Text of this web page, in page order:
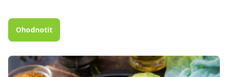
Ohodnotit